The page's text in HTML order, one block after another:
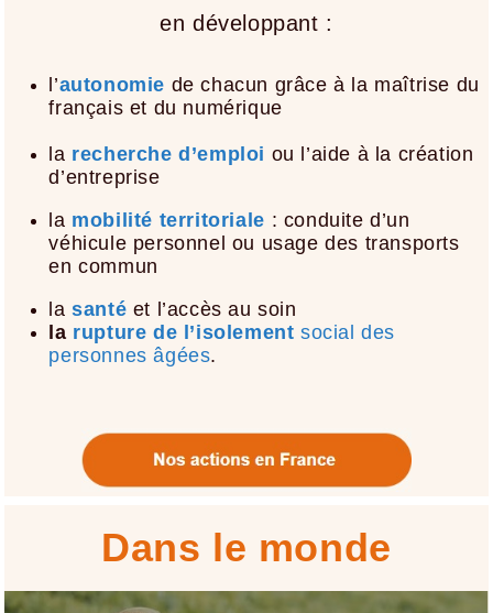
en développant :
l’autonomie de chacun grâce à la maîtrise du
français et du numérique
la recherche d’emploi ou l’aide à la création
d’entreprise
la mobilité territoriale : conduite d’un
véhicule personnel ou usage des transports
en commun
lasanté et l’accès au soin
la rupture de l’isolementsocial des
personnes âgées.
Dans le monde